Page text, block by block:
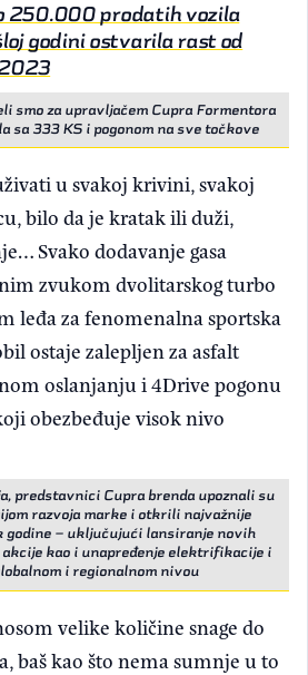
250.000 prodatih vozila
godini ostvarila rast od
smo za upravljačem Cupra Formentora
sa 333 KS i pogonom na sve točkove
u svakoj krivini, svakoj
bilo da je kratak ili duži,
Svako dodavanje gasa
zvukom dvolitarskog turbo
leđa za fenomenalna sportska
ostaje zalepljen za asfalt
oslanjanju i 4Drive pogonu
obezbeđuje visok nivo
predstavnici Cupra brenda upoznali su
razvoja marke i otkrili najvažnije
godine – uključujući lansiranje novih
akcije kao i unapređenje elektrifikacije i
i regionalnom nivou
velike količine snage do
baš kao što nema sumnje u to